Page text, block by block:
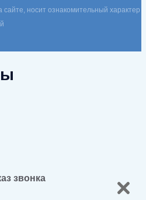
носит ознакомительный характер
звонка